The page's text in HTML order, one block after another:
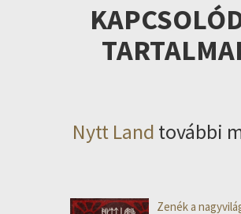
Nytt Land további
Zenék a